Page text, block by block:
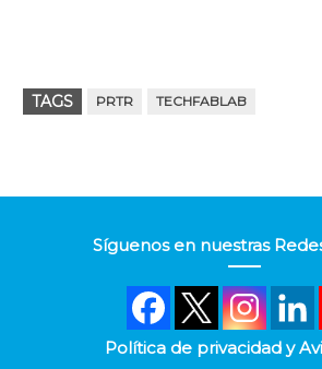
TAGS PRTR TECHFABLAB
Síguenos en nuestras
Política de privacidad y